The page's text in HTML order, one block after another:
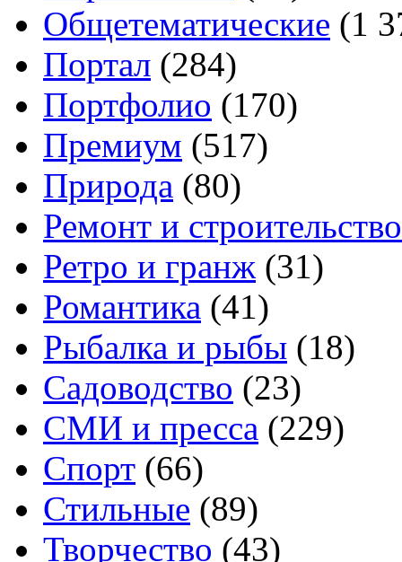
Общетематические (1
Портал (284)
Портфолио (170)
Премиум (517)
Природа (80)
Ремонт и строительство
Ретро и гранж (31)
Романтика (41)
Рыбалка и рыбы (18)
Садоводство (23)
СМИ и пресса (229)
Спорт (66)
Стильные (89)
Творчество (43)